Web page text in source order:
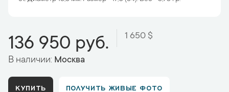
136 950 руб. 1 650 $
В наличии: Москва
КУПИТЬ ПОЛУЧИТЬ ЖИВЫЕ ФОТО